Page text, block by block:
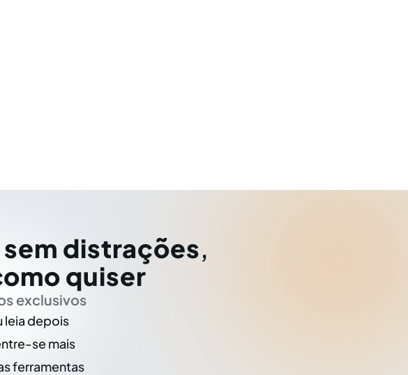
sem distrações,
quiser
exclusivos
leia depois
se mais
ferramentas